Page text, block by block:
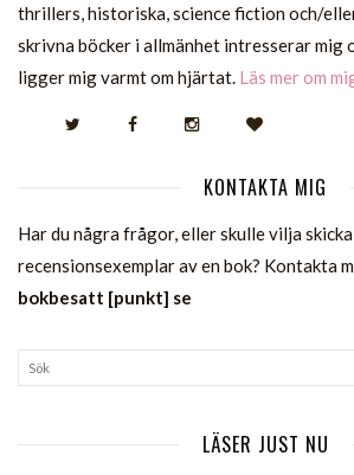
thrillers, historiska, science fiction och/
skrivna böcker i allmänhet intresserar mig
ligger mig varmt om hjärtat. Läs mer om
KONTAKTA MIG
Har du några frågor, eller skulle vilja
recensionsexemplar av en bok? Kontakta
bokbesatt [punkt] se
LÄSER JUST NU